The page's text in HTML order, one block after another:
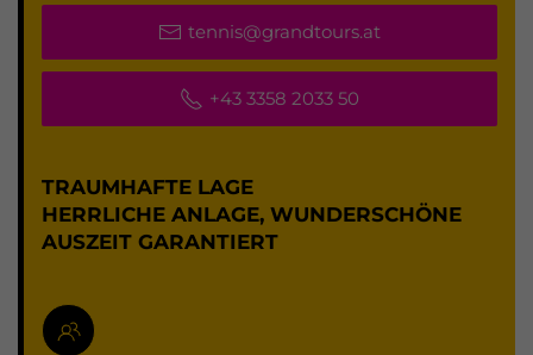
tennis@grandtours.at
+43 3358 2033 50
TRAUMHAFTE LAGE
HERRLICHE ANLAGE, WUNDERSCHÖNE
AUSZEIT GARANTIERT